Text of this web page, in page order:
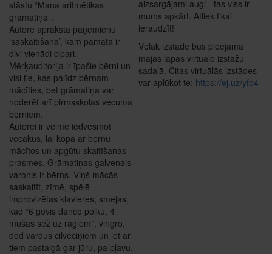
stāstu “Mana aritmētikas
grāmatiņa”.
Autore apraksta paņēmienu
‘saskaitīšana’, kam pamatā ir
divi vienādi cipari.
Mērķauditorija ir īpašie bērni un
visi tie, kas palīdz bērnam
mācīties, bet grāmatiņa var
noderēt arī pirmsskolas vecuma
bērniem.
Autorei ir vēlme iedvesmot
vecākus, lai kopā ar bērnu
mācītos un apgūtu skaitīšanas
prasmes. Grāmatiņas galvenais
varonis ir bērns. Viņš mācās
saskaitīt, zīmē, spēlē
improvizētas klavieres, smejas,
kad “6 govis danco polku, 4
mušas sēž uz ragiem”, vingro,
dod vārdus cilvēciņiem un iet ar
tiem pastaigā gar jūru, pa pļavu.
aizsargājami augi - tas viss ir
mums apkārt. Atliek tikai
ieraudzīt!
Vēlāk izstāde būs pieejama
mājas lapas virtuālo izstāžu
sadaļā. Citas virtuālās izstādes
var aplūkot te: https://ej.uz/yfo4